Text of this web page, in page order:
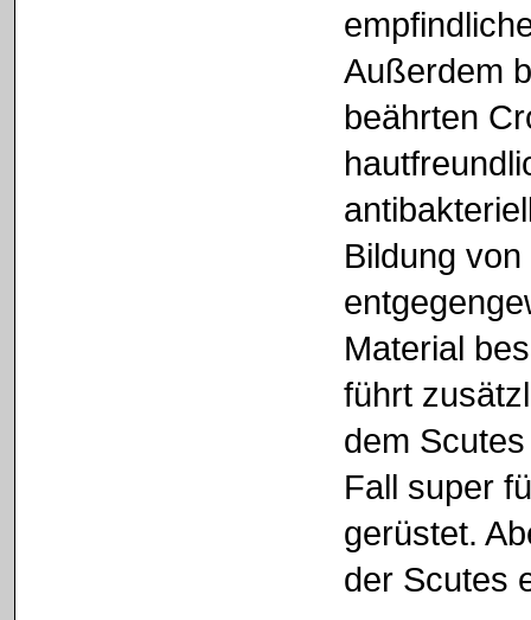
Außerdem
beährten
Bildung
Material
führt
dem
Fall super
gerüstet.
der Scutes